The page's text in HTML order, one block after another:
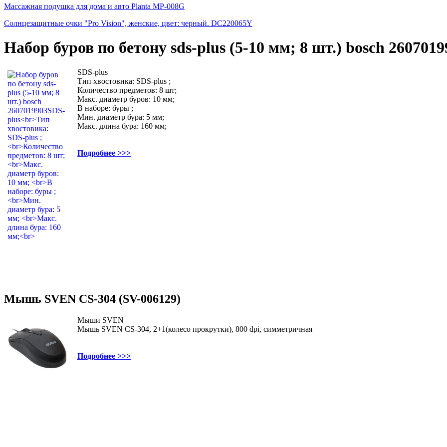
Массажная подушка для дома и авто Planta MP-008G
Солнцезащитные очки "Pro Vision", женские, цвет: черный. DC220065Y
Набор буров по бетону sds-plus (5-10 мм; 8 шт.) bosch
SDS-plus
Тип хвостовика: SDS-plus ;
Количество предметов: 8 шт;
Макс. диаметр буров: 10 мм;
В наборе: буры ;
Мин. диаметр бура: 5 мм;
Макс. длина бура: 160 мм;
Подробнее >>>
Мышь SVEN CS-304 (SV-006129)
Мыши SVEN
Мышь SVEN CS-304, 2+1(колесо прокрутки), 800 dpi, симметричная
Подробнее >>>